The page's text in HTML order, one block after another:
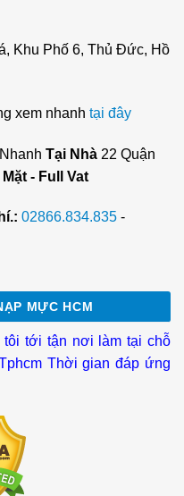
Khu Phố 6, Thủ Đức, Hồ
xem nhanh tại đây
Tại Nhà22 Quận
- Full Vat
02866.834.835 -
MỰC HCM
tới tận nơi làm tại chỗ
Thời gian đáp ứng